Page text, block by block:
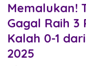
Memalukan!
Gagal Raih 3
Kalah 0-1
2025